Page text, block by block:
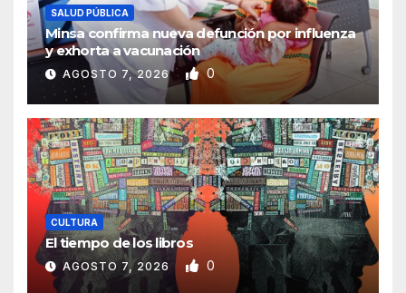
SALUD PÚBLICA
Minsa confirma nueva defunción por influenza
y exhorta a vacunación
AGOSTO 7, 2026 0
CULTURA
El tiempo de los libros
AGOSTO 7, 2026 0